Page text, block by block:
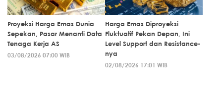
Proyeksi Harga Emas Dunia
Sepekan, Pasar Menanti Data
Tenaga Kerja AS
03/08/2026 07:00 WIB
Harga Emas Diproyeksi
Fluktuatif Pekan Depan, Ini
Level Support dan Resistance-
nya
02/08/2026 17:01 WIB